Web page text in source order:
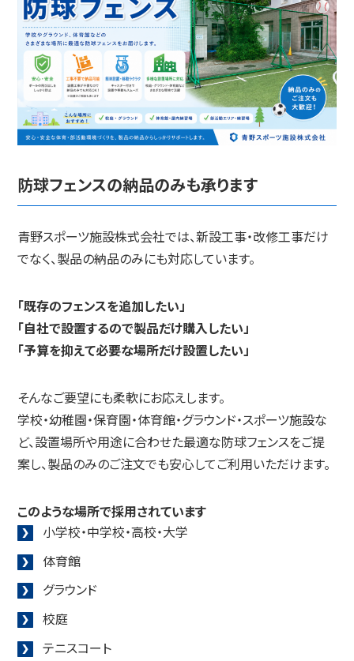
防球フェンスの納品のみも承ります
青野スポーツ施設株式会社では、新設工事・改修工事だけ
でなく、製品の納品のみにも対応しています。
「既存のフェンスを追加したい」
「自社で設置するので製品だけ購入したい」
「予算を抑えて必要な場所だけ設置したい」
そんなご要望にも柔軟にお応えします。
学校・幼稚園・保育園・体育館・グラウンド・スポーツ施設な
ど、設置場所や用途に合わせた最適な防球フェンスをご提
案し、製品のみのご注文でも安心してご利用いただけます。
このような場所で採用されています
小学校・中学校・高校・大学
体育館
グラウンド
校庭
テニスコート